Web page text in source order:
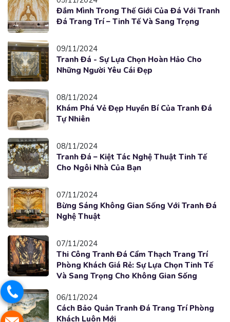
Đắm Mình Trong Thế Giới Của Đá Với Tranh
Đá Trang Trí – Tinh Tế Và Sang Trọng
09/11/2024
Tranh Đá - Sự Lựa Chọn Hoàn Hảo Cho
Những Người Yêu Cái Đẹp
08/11/2024
Khám Phá Vẻ Đẹp Huyền Bí Của Tranh Đá
Tự Nhiên
08/11/2024
Tranh Đá – Kiệt Tác Nghệ Thuật Tinh Tế
Cho Ngôi Nhà Của Bạn
07/11/2024
Bừng Sáng Không Gian Sống Với Tranh Đá
Nghệ Thuật
07/11/2024
Thi Công Tranh Đá Cẩm Thạch Trang Trí
Phòng Khách Giá Rẻ: Sự Lựa Chọn Tinh Tế
Và Sang Trọng Cho Không Gian Sống
06/11/2024
Cách Bảo Quản Tranh Đá Trang Trí Phòng
Khách Luôn Mới